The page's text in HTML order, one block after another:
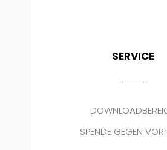
SERVICE
SPENDE GEGEN